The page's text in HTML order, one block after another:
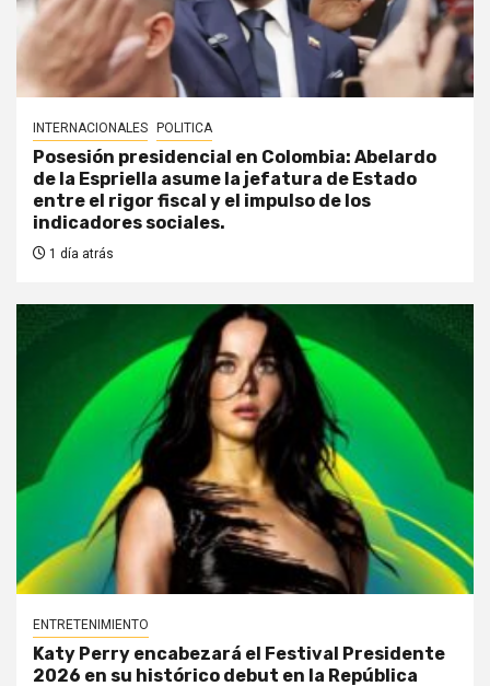
INTERNACIONALES POLITICA
Posesión presidencial en Colombia: Abelardo
de la Espriella asume la jefatura de Estado
entre el rigor fiscal y el impulso de los
indicadores sociales.
1 día atrás
ENTRETENIMIENTO
Katy Perry encabezará el Festival Presidente
2026 en su histórico debut en la República